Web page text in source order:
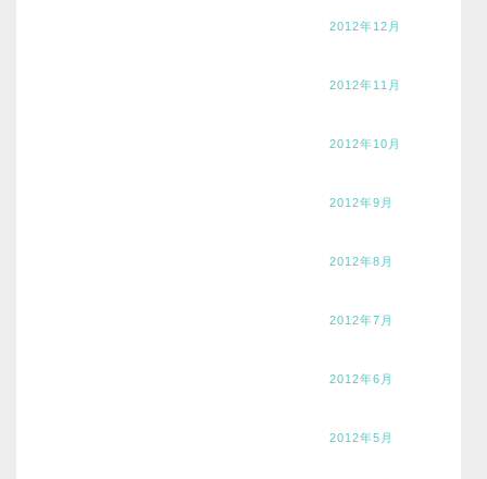
2012年12月
2012年11月
2012年10月
2012年9月
2012年8月
2012年7月
2012年6月
2012年5月